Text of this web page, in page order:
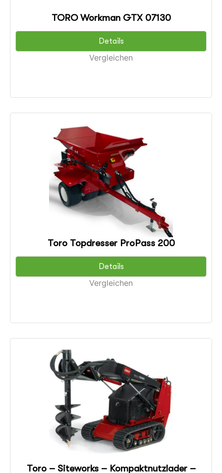
TORO Workman GTX 07130
Details
Vergleichen
Toro Topdresser ProPass 200
Details
Vergleichen
Toro – Siteworks – Kompaktnutzlader –